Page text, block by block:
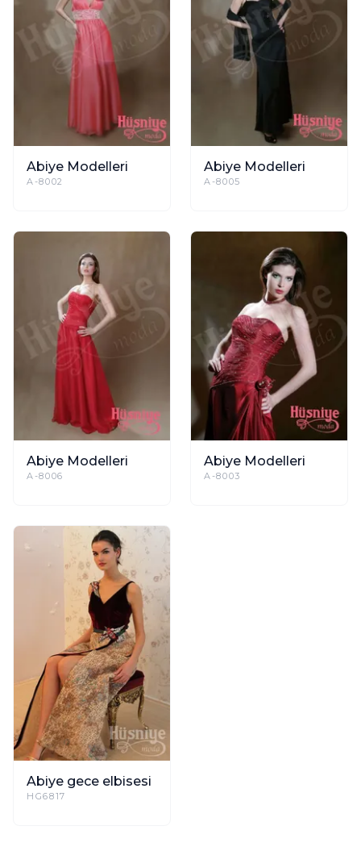
Abiye Modelleri
A-8002
Abiye Modelleri
A-8005
Abiye Modelleri
A-8006
Abiye Modelleri
A-8003
Abiye gece elbisesi
HG6817